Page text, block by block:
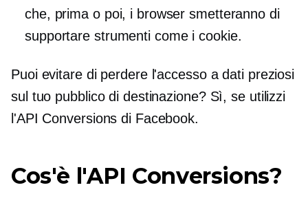
che, prima o poi, i browser smetteranno di
supportare strumenti come i cookie.
Puoi evitare di perdere l'accesso a dati preziosi
sul tuo pubblico di destinazione? Sì, se utilizzi
l'API Conversions di Facebook.
Cos'è l'API Conversions?